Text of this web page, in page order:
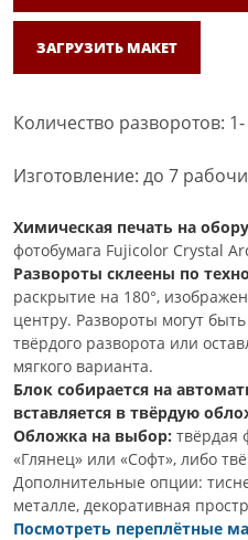
ЗАГРУЗИТЬ МАКЕТ
Количество разворотов:
Изготовление: до 7
Химическая печать на
фотобумага Fujicolor Crystal
Развороты склеены по
раскрытие на 180°,
центру. Развороты могут
твёрдого разворота или
мягкого варианта.
Блок собирается на
вставляется в твёрдую
Обложка на выбор: твёрдая
«Глянец» или «Софт», либо
Дополнительные опции:
металле, декоративная
Посмотреть переплётные